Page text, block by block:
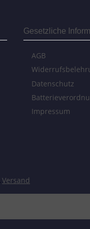
Gesetzliche
AGB
Datenschutz
Impressum
Versand